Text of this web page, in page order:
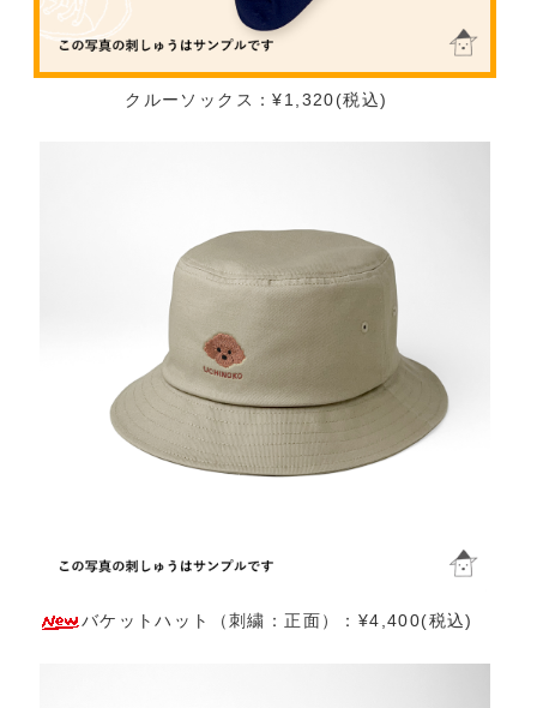
クルーソックス：¥1,320(税込)
バケットハット（刺繍：正面）：¥4,400(税込)